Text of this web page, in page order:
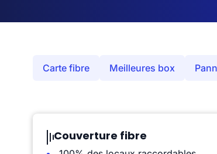
Carte fibre Meilleures box
Couverture fibre